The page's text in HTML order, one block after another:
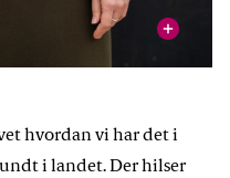
vis
hvordan vi har det i
i landet. Der hilser